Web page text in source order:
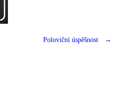
Poloviční úspěšnost →